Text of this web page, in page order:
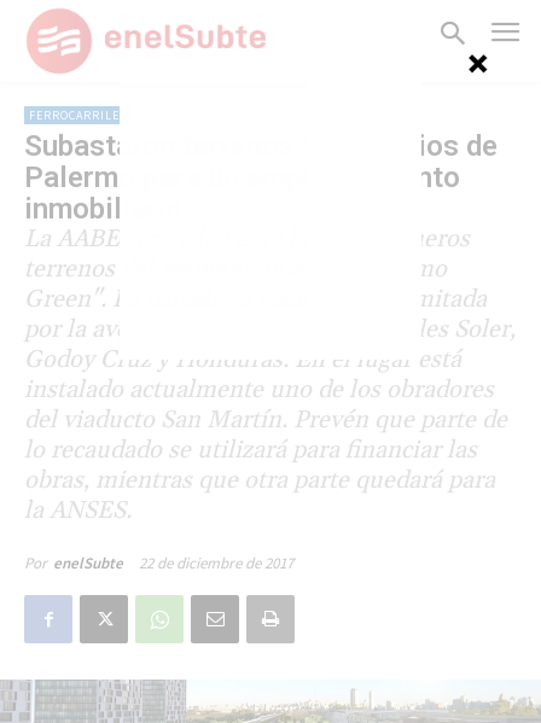
FERROCARRILES
Subastaron terrenos ferroviarios de
Palermo para un emprendimiento
inmobiliario
La AABE sacó a la venta los tres primeros
terrenos del emprendimiento "Palermo
Green". La parcela se encuentra delimitada
por la avenida Juan B. Justo y las calles Soler,
Godoy Cruz y Honduras. En el lugar está
instalado actualmente uno de los obradores
del viaducto San Martín. Prevén que parte de
lo recaudado se utilizará para financiar las
obras, mientras que otra parte quedará para
la ANSES.
Por enelSubte 22 de diciembre de 2017